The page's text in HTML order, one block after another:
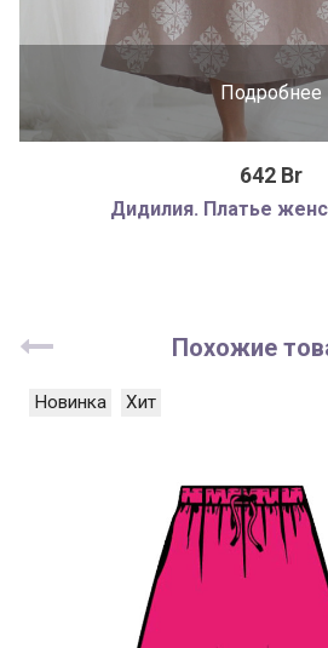
Подробнее
642 Br
Дидилия. Платье
Похожие
Новинка Хит